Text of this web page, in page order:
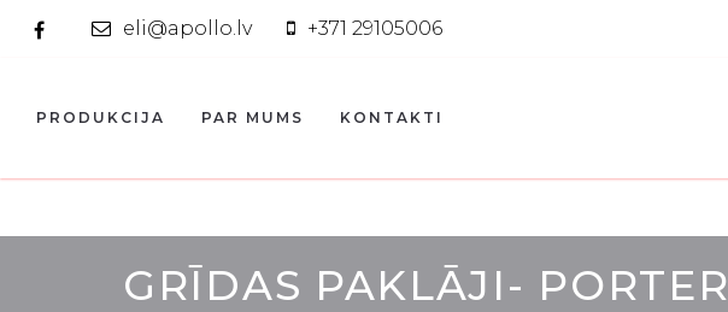
eli@apollo.lv +371 29105006
PRODUKCIJA PAR MUMS KONTAKTI
GRĪDAS PAKLĀJI- PORTER